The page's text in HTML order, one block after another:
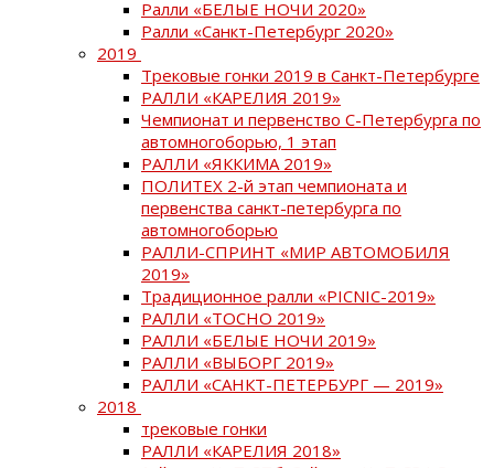
Ралли «БЕЛЫЕ НОЧИ 2020»
Ралли «Санкт-Петербург 2020»
2019
Трековые гонки 2019 в Санкт-Петербурге
РАЛЛИ «КАРЕЛИЯ 2019»
Чемпионат и первенство С-Петербурга по
автомногоборью, 1 этап
РАЛЛИ «ЯККИМА 2019»
ПОЛИТЕХ 2-й этап чемпионата и
первенства санкт-петербурга по
автомногоборью
РАЛЛИ-СПРИНТ «МИР АВТОМОБИЛЯ
2019»
Традиционное ралли «PICNIC-2019»
РАЛЛИ «ТОСНО 2019»
РАЛЛИ «БЕЛЫЕ НОЧИ 2019»
РАЛЛИ «ВЫБОРГ 2019»
РАЛЛИ «САНКТ-ПЕТЕРБУРГ — 2019»
2018
трековые гонки
РАЛЛИ «КАРЕЛИЯ 2018»